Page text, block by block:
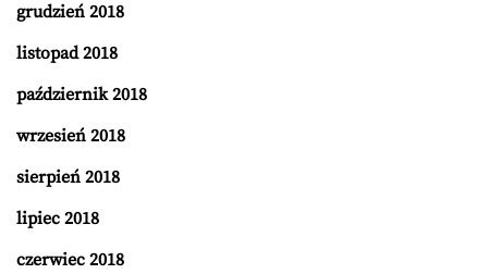
grudzień 2018
listopad 2018
październik 2018
wrzesień 2018
sierpień 2018
lipiec 2018
czerwiec 2018